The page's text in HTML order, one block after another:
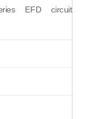
EFD circuit